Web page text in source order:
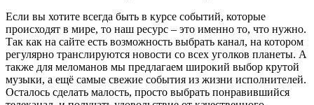
Если вы хотите всегда быть в курсе событий, которые
происходят в мире, то наш ресурс – это именно то, что нужно.
Так как на сайте есть возможность выбрать канал, на котором
регулярно транслируются новости со всех уголков планеты. А
также для меломанов мы предлагаем широкий выбор крутой
музыки, а ещё самые свежие события из жизни исполнителей.
Осталось сделать малость, просто выбрать понравившийся